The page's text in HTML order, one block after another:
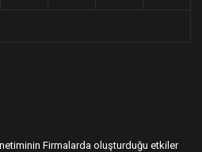
Firmalarda oluşturduğu etkiler